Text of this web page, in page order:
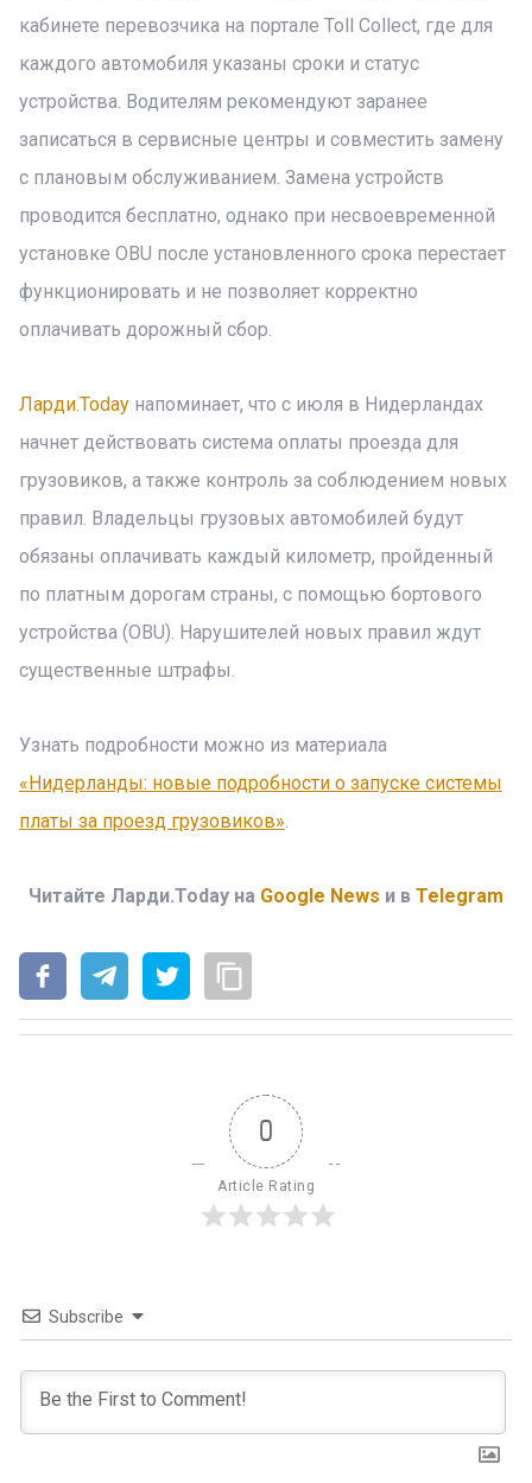
кабинете перевозчика на портале Toll Collect, где для
каждого автомобиля указаны сроки и статус
устройства. Водителям рекомендуют заранее
записаться в сервисные центры и совместить замену
с плановым обслуживанием. Замена устройств
проводится бесплатно, однако при несвоевременной
установке OBU после установленного срока перестает
функционировать и не позволяет корректно
оплачивать дорожный сбор.
Ларди.Today напоминает, что с июля в Нидерландах
начнет действовать система оплаты проезда для
грузовиков, а также контроль за соблюдением новых
правил. Владельцы грузовых автомобилей будут
обязаны оплачивать каждый километр, пройденный
по платным дорогам страны, с помощью бортового
устройства (OBU). Нарушителей новых правил ждут
существенные штрафы.
Узнать подробности можно из материала
«Нидерланды: новые подробности о запуске системы
платы за проезд грузовиков».
Читайте Ларди.Today на Google News и в Telegram
0
Article Rating
Subscribe